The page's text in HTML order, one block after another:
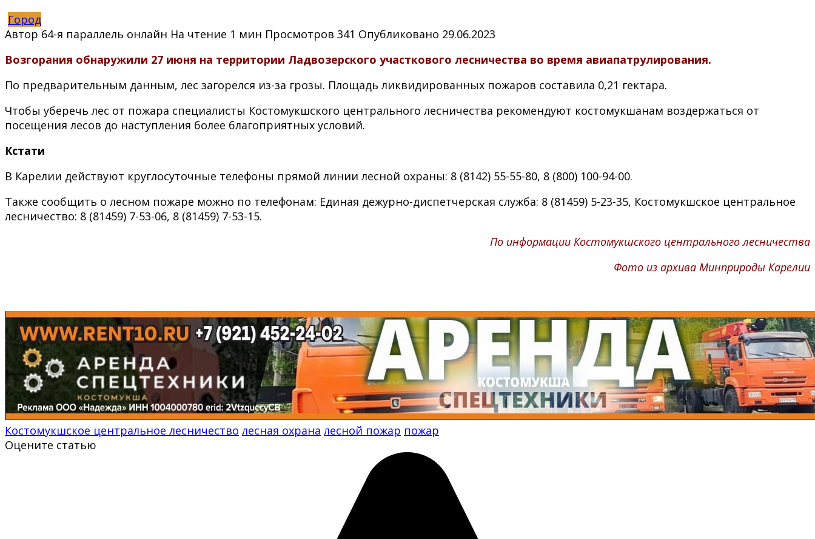
Город
Автор 64-я параллель онлайн На чтение 1 мин Просмотров 341 Опубликовано 29.06.2023
Возгорания обнаружили 27 июня на территории Ладвозерского участкового лесничества во время авиапатрулирования.
По предварительным данным, лес загорелся из-за грозы. Площадь ликвидированных пожаров составила 0,21 гектара.
Чтобы уберечь лес от пожара специалисты Костомукшского центрального лесничества рекомендуют костомукшанам воздержаться от
посещения лесов до наступления более благоприятных условий.
Кстати
В Карелии действуют круглосуточные телефоны прямой линии лесной охраны: 8 (8142) 55-55-80, 8 (800) 100-94-00.
Также сообщить о лесном пожаре можно по телефонам: Единая дежурно-диспетчерская служба: 8 (81459) 5-23-35, Костомукшское центральное
лесничество: 8 (81459) 7-53-06, 8 (81459) 7-53-15.
По информации Костомукшского центрального лесничества
Фото из архива Минприроды Карелии
Костомукшское центральное лесничество лесная охрана лесной пожар пожар
Оцените статью